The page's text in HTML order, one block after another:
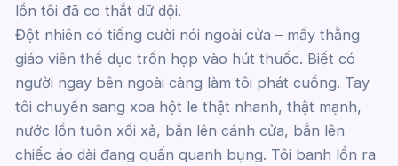
lồn tôi đã co thắt dữ dội.
Đột nhiên có tiếng cười nói ngoài cửa – mấy thằng
giáo viên thể dục trốn họp vào hút thuốc. Biết có
người ngay bên ngoài càng làm tôi phát cuồng. Tay
tôi chuyển sang xoa hột le thật nhanh, thật mạnh,
nước lồn tuôn xối xả, bắn lên cánh cửa, bắn lên
chiếc áo dài đang quấn quanh bụng. Tôi banh lồn ra